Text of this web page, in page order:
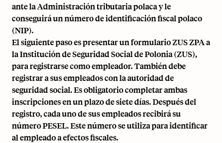
ante la Administración tributaria polaca y le
conseguirá un número de identificación fiscal polaco
(NIP).
El siguiente paso es presentar un formulario ZUS ZPA a
la Institución de Seguridad Social de Polonia (ZUS),
para registrarse como empleador. También debe
registrar a sus empleados con la autoridad de
seguridad social. Es obligatorio completar ambas
inscripciones en un plazo de siete días. Después del
registro, cada uno de sus empleados recibirá su
número PESEL. Este número se utiliza para identificar
al empleado a efectos fiscales.